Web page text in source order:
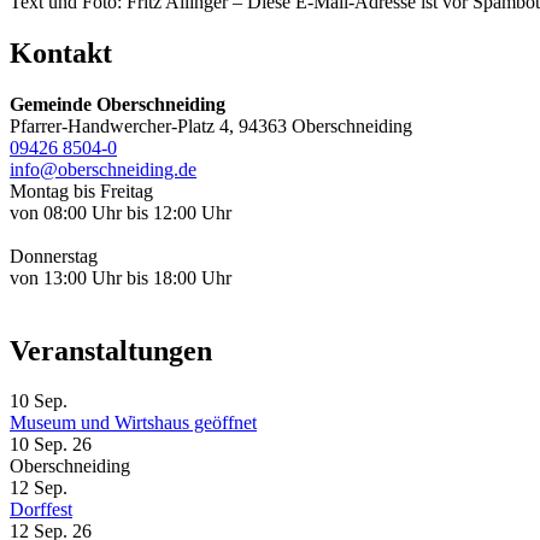
Kontakt
Gemeinde Oberschneiding
Pfarrer-Handwercher-Platz 4, 94363 Oberschneiding
09426 8504-0
info@oberschneiding.de
Montag bis Freitag
von 08:00 Uhr bis 12:00 Uhr
Donnerstag
von 13:00 Uhr bis 18:00 Uhr
Veranstaltungen
10 Sep.
Museum und Wirtshaus geöffnet
10 Sep. 26
Oberschneiding
12 Sep.
Dorffest
12 Sep. 26